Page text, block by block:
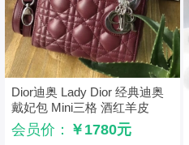
Dior迪奥 Lady Dior 经典迪奥
戴妃包 Mini三格 酒红羊皮
Dior链条包 银扣
会员价： ￥1780元